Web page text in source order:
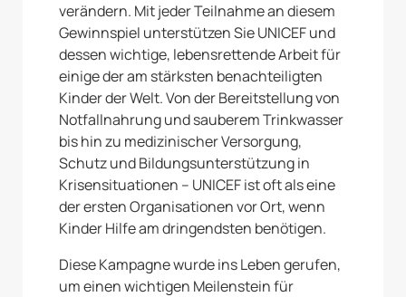
verändern. Mit jeder Teilnahme an diesem
Gewinnspiel unterstützen Sie UNICEF und
dessen wichtige, lebensrettende Arbeit für
einige der am stärksten benachteiligten
Kinder der Welt. Von der Bereitstellung von
Notfallnahrung und sauberem Trinkwasser
bis hin zu medizinischer Versorgung,
Schutz und Bildungsunterstützung in
Krisensituationen – UNICEF ist oft als eine
der ersten Organisationen vor Ort, wenn
Kinder Hilfe am dringendsten benötigen.
Diese Kampagne wurde ins Leben gerufen,
um einen wichtigen Meilenstein für